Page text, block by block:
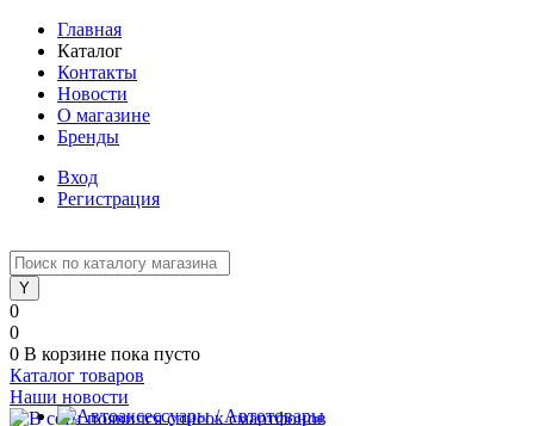
Главная
Каталог
Контакты
Новости
О магазине
Бренды
Вход
Регистрация
0
0
0 В корзине пока пусто
Каталог товаров
Наши новости